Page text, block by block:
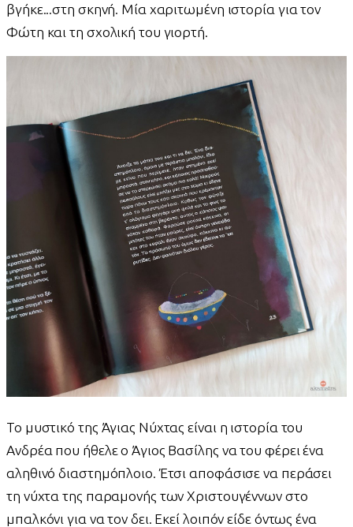
βγήκε...στη σκηνή. Μία χαριτωμένη ιστορία για τον
Φώτη και τη σχολική του γιορτή.
Το μυστικό της Άγιας Νύχτας είναι η ιστορία του
Ανδρέα που ήθελε ο Άγιος Βασίλης να του φέρει ένα
αληθινό διαστημόπλοιο. Έτσι αποφάσισε να περάσει
τη νύχτα της παραμονής των Χριστουγέννων στο
μπαλκόνι για να τον δει. Εκεί λοιπόν είδε όντως ένα